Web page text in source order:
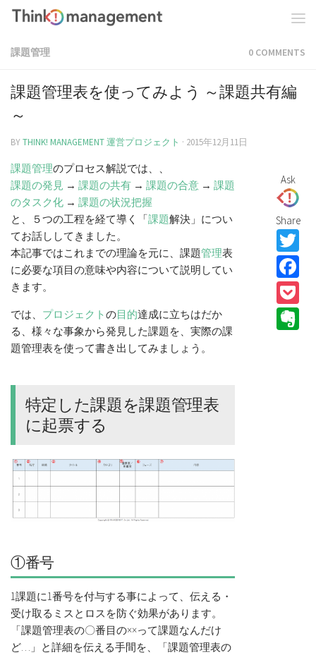
課題管理 0 COMMENTS
課題管理表を使ってみよう ～課題共有編
～
BYTHINK! MANAGEMENT 運営プロジェクト · 2015年12月11日
課題管理のプロセス解説では、、
課題の発見 → 課題の共有 → 課題の合意 → 課題
のタスク化 → 課題の状況把握
と、５つの工程を経て導く「課題解決」につい
てお話ししてきました。
本記事ではこれまでの理論を元に、課題管理表
に必要な項目の意味や内容について説明してい
きます。
では、 プロジェクトの目的達成に立ちはだか
る、様々な事象から発見した課題を、実際の課
題管理表を使って書き出してみましょう。
特定した課題を課題管理表
に起票する
①番号
1課題に1番号を付与する事によって、伝える・
受け取るミスとロスを防ぐ効果があります。
「課題管理表の〇番目の××って課題なんだけ
ど…」と詳細を伝える手間を、「課題管理表の
Ask
Share